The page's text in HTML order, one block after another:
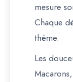
mesure
Chaque
thème.
Les